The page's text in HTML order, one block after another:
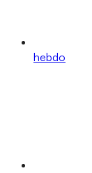
hebdo